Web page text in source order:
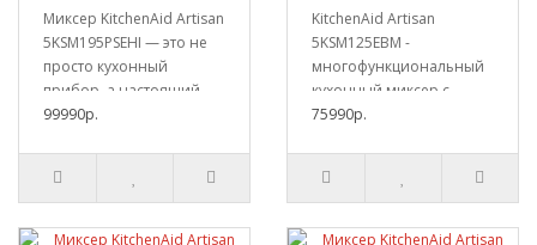
Миксер KitchenAid Artisan
5KSM195PSEHI — это не
просто кухонный
прибор, а настоящий
кулинарный компа..
99990р.
KitchenAid Artisan
5KSM125EBM -
многофункциональный
кухонный миксер с
объемной чашей.Этот
75990р.